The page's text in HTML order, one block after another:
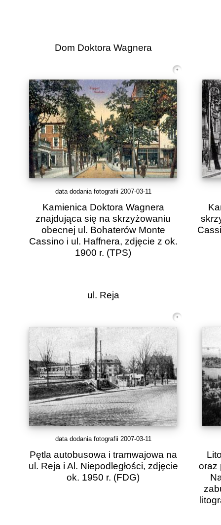
Dom Doktora Wagnera
data dodania fotografii 2007-03-11
Kamienica Doktora Wagnera
znajdująca się na skrzyżowaniu
obecnej ul. Bohaterów Monte
Cassino i ul. Haffnera, zdjęcie z ok.
1900 r. (TPS)
ul. Reja
data dodania fotografii 2007-03-11
Pętla autobusowa i tramwajowa na
ul. Reja i Al. Niepodległości, zdjęcie
ok. 1950 r. (FDG)
oraz